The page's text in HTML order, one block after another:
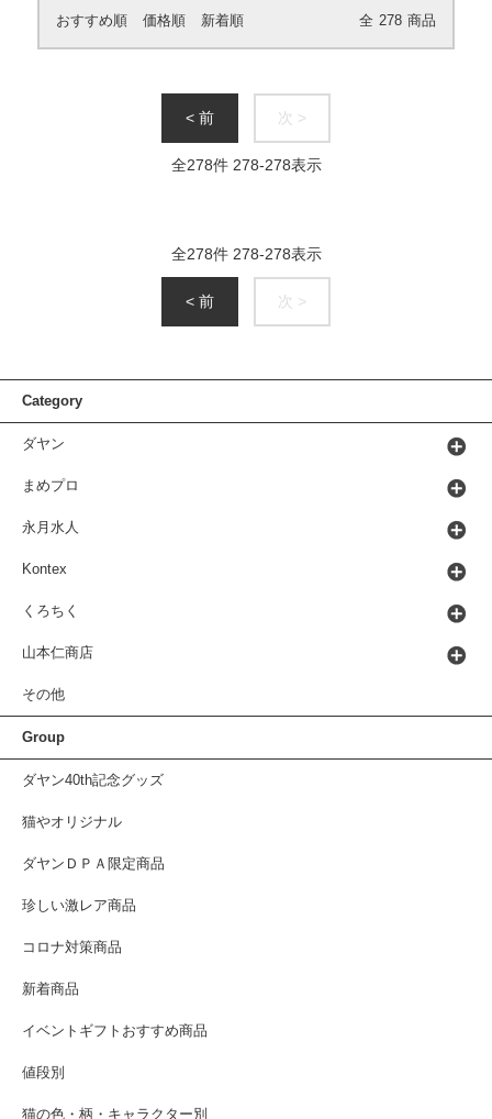
おすすめ順 価格順 新着順 全 278 商品
< 前 次 >
全278件 278-278表示
全278件 278-278表示
< 前 次 >
Category
ダヤン
まめプロ
永月水人
Kontex
くろちく
山本仁商店
その他
Group
ダヤン40th記念グッズ
猫やオリジナル
ダヤンＤＰＡ限定商品
珍しい激レア商品
コロナ対策商品
新着商品
イベントギフトおすすめ商品
値段別
猫の色・柄・キャラクター別